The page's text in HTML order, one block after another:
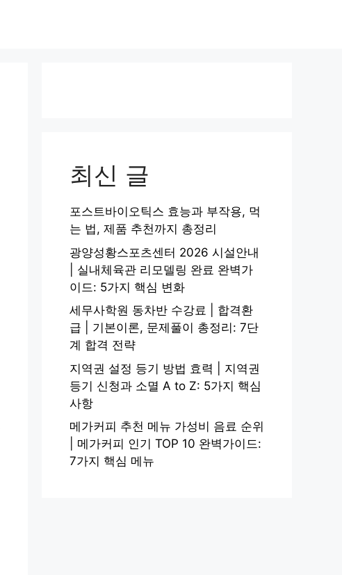
최신 글
포스트바이오틱스 효능과 부작용, 먹
는 법, 제품 추천까지 총정리
광양성황스포츠센터 2026 시설안내
| 실내체육관 리모델링 완료 완벽가
이드: 5가지 핵심 변화
세무사학원 동차반 수강료 | 합격환
급 | 기본이론, 문제풀이 총정리: 7단
계 합격 전략
지역권 설정 등기 방법 효력 | 지역권
등기 신청과 소멸 A to Z: 5가지 핵심
사항
메가커피 추천 메뉴 가성비 음료 순위
| 메가커피 인기 TOP 10 완벽가이드:
7가지 핵심 메뉴